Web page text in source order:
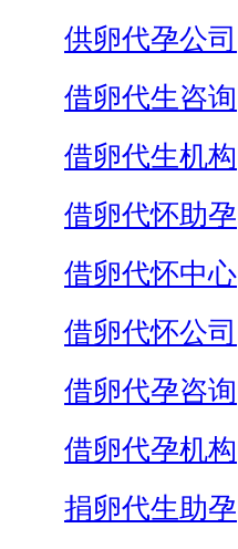
供卵代孕公司
借卵代生咨询
借卵代生机构
借卵代怀助孕
借卵代怀中心
借卵代怀公司
借卵代孕咨询
借卵代孕机构
捐卵代生助孕